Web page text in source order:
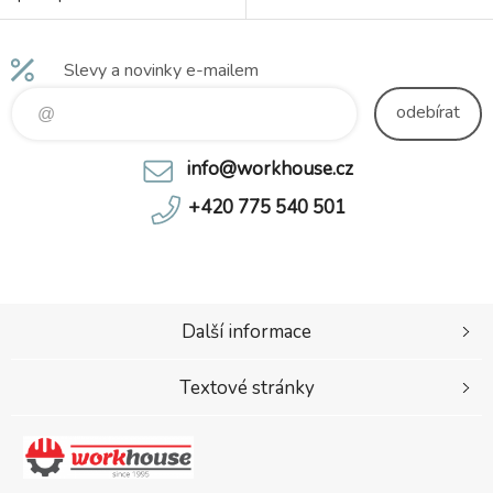
vesta vyžaduje např. v
dokumentaci včetně rozměrů
produktu naleznete zde
Slevy a novinky e-mailem
odebírat
info@workhouse.cz
+420 775 540 501
Další informace
Textové stránky